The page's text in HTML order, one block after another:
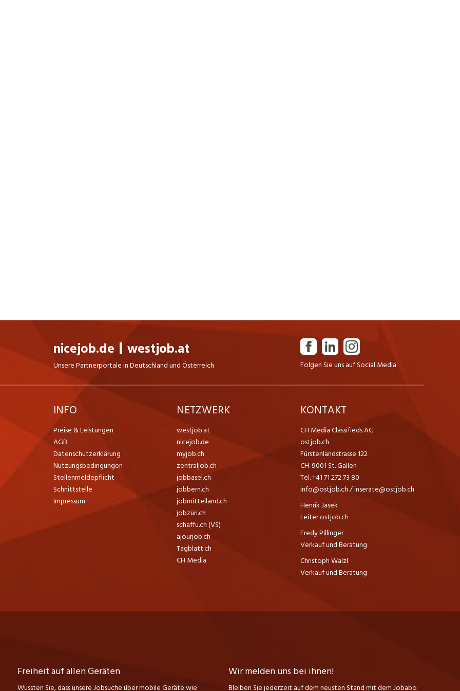
nicejob.de westjob.at
Unsere Partnerportale in Deutschland und Österreich Folgen Sie uns auf Social Media
INFO
Preise & Leistungen
AGB
Datenschutzerklärung
Nutzungsbedingungen
Stellenmeldepflicht
Schnittstelle
Impressum
NETZWERK
westjob.at
nicejob.de
myjob.ch
zentraljob.ch
jobbasel.ch
jobbern.ch
jobmittelland.ch
jobzüri.ch
schaffu.ch (VS)
ajourjob.ch
Tagblatt.ch
CH Media
KONTAKT
CH Media Classifieds AG
ostjob.ch
Fürstenlandstrasse 122
CH-9001 St. Gallen
Tel. +41 71 272 73 80
info@ostjob.ch/inserate@ostjob.ch
Henrik Jasek
Leiter ostjob.ch
Fredy Pillinger
Verkauf und Beratung
Christoph Walzl
Verkauf und Beratung
Freiheit auf allen Geräten
Wussten Sie, dass unsere Jobsuche über mobile Geräte wie
Wir melden uns bei ihnen!
Bleiben Sie jederzeit auf dem neusten Stand mit dem Jobabo